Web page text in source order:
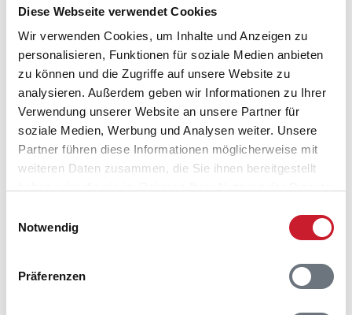
Diese Webseite verwendet Cookies
Wir verwenden Cookies, um Inhalte und Anzeigen zu
personalisieren, Funktionen für soziale Medien anbieten
zu können und die Zugriffe auf unsere Website zu
analysieren. Außerdem geben wir Informationen zu Ihrer
Verwendung unserer Website an unsere Partner für
soziale Medien, Werbung und Analysen weiter. Unsere
Partner führen diese Informationen möglicherweise mit
weiteren Daten zusammen, die Sie ihnen bereitgestellt
Notwendig
Präferenzen
Belegungskalender
Anreisetag im Belegungskalender anklicken
Sie bekommen Verfügbarkeit und Preis angezeigt
Bitte beachten Sie, dass sich bei Änderungen des
Hausbeschreibung und/oder der Ausstattung ergeben